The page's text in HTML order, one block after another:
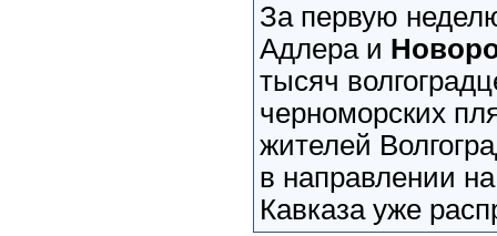
За первую
Адлера и
тысяч
черноморских
жителей
в направлении
Кавказа уже